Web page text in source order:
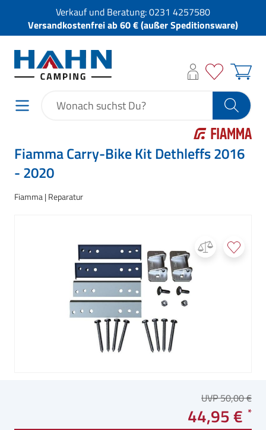
Verkauf und Beratung:0231 4257580
Versandkostenfrei ab 60 € (außer Speditionsware)
Fiamma Carry-Bike Kit Dethleffs 2016
- 2020
Fiamma Reparatur
UVP 50,00 €
44,95 €